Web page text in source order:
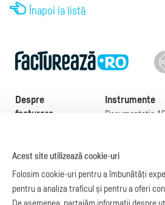
Înapoi la listă
Despre
facturare
Exemple de facturi
Model factură
Manual de
facturare
Instrumente
Documentație
e-Factura B2C
API e-Factura
e-Transport
Acest site utilizează cookie-uri
Folosim cookie-uri pentru a îmbunătăți
pentru a analiza traficul și pentru a oferi
De asemenea, partajăm informații despre